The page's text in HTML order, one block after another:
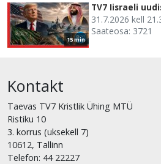
15 min
TV7 Iisraeli
31.7.2026 kell
Saateosa: 3721
Kontakt
Taevas TV7 Kristlik Ühing MTÜ
Ristiku 10
3. korrus (uksekell 7)
10612, Tallinn
Telefon: 44 22227